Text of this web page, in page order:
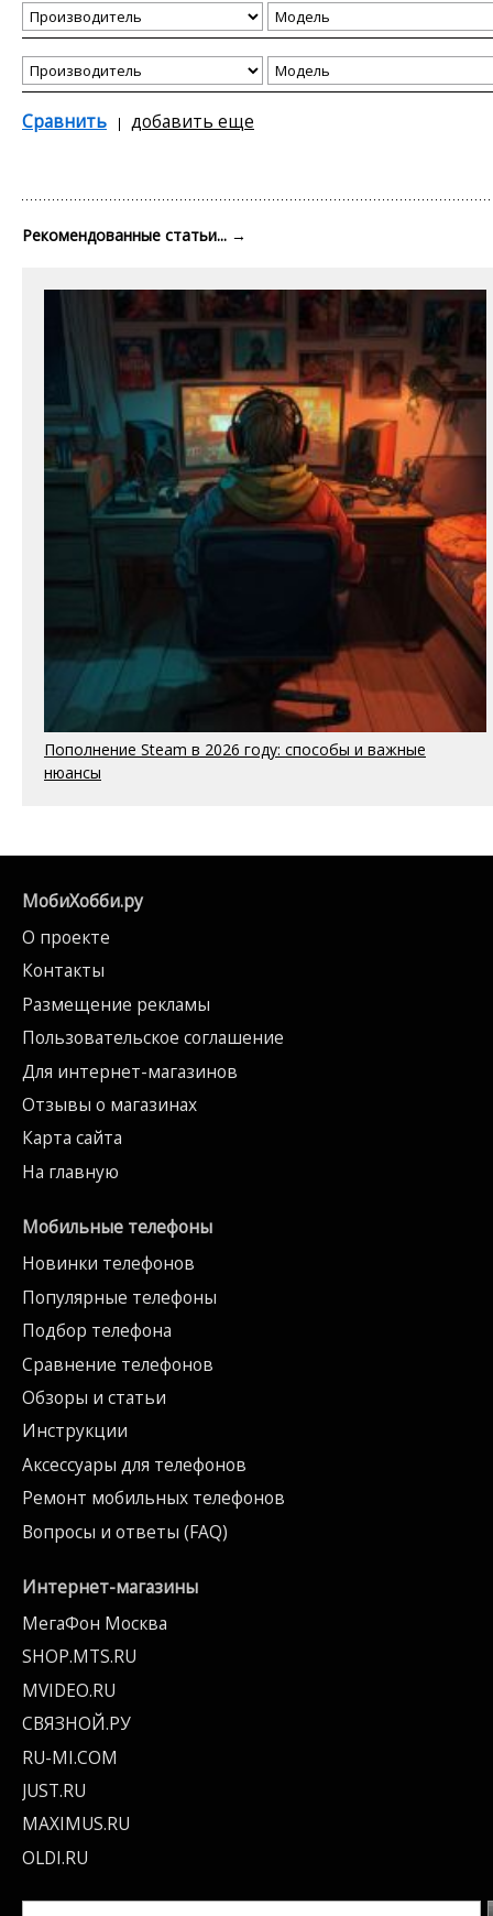
Сравнить добавить еще
Рекомендованные статьи... →
Пополнение Steam в 2026 году: способы и важные
нюансы
МобиХобби.ру
О проекте
Контакты
Размещение рекламы
Пользовательское соглашение
Для интернет-магазинов
Отзывы о магазинах
Карта сайта
На главную
Мобильные телефоны
Новинки телефонов
Популярные телефоны
Подбор телефона
Сравнение телефонов
Обзоры и статьи
Инструкции
Аксессуары для телефонов
Ремонт мобильных телефонов
Вопросы и ответы (FAQ)
Интернет-магазины
МегаФон Москва
SHOP.MTS.RU
MVIDEO.RU
СВЯЗНОЙ.РУ
RU-MI.COM
JUST.RU
MAXIMUS.RU
OLDI.RU